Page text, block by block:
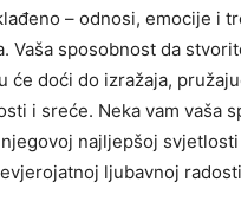
– odnosi, emocije i
Vaša sposobnost da
će doći do izražaja,
i sreće. Neka vam vaša
najljepšoj
ljubavnoj